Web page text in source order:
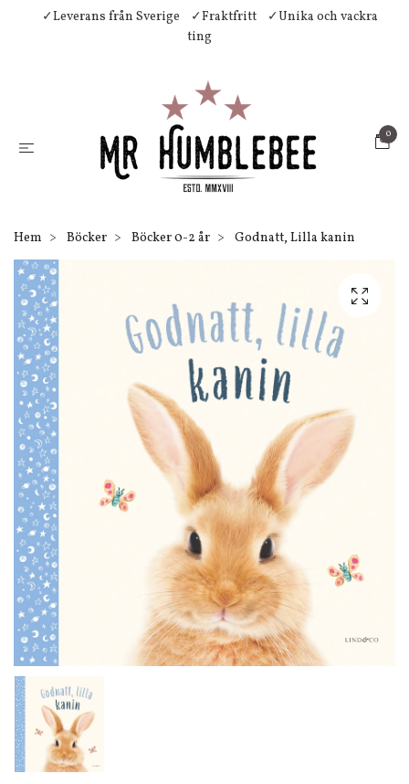
✓Leverans från Sverige ✓Fraktfritt
✓Unika och vackra
ting
0
Hem Böcker Böcker 0-2 år Godnatt, Lilla kanin